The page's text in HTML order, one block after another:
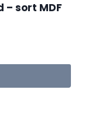
– sort MDF